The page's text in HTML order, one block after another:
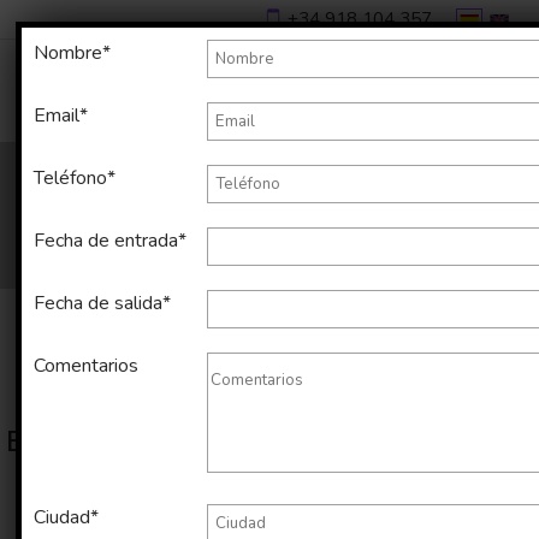
+34 918 104 357
Estos son los resultados de tu búsqueda
de186
Nombre*
Email*
Teléfono*
Fecha de entrada*
Fecha de salida*
Comentarios
Ciudad*